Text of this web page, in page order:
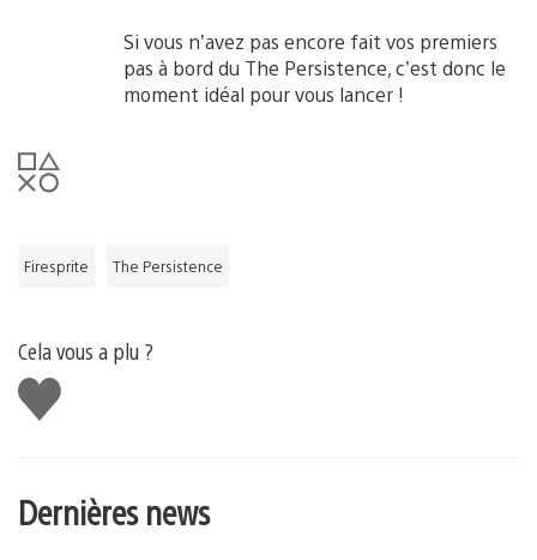
Si vous n’avez pas encore fait vos premiers
pas à bord du The Persistence, c’est donc le
moment idéal pour vous lancer !
Firesprite The Persistence
Cela vous a plu ?
J'aime
Dernières news